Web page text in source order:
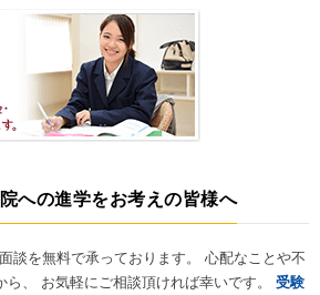
への進学をお考えの皆様へ
談を無料で承っております。 心配なことや不
、 お気軽にご相談頂ければ幸いです。 受験